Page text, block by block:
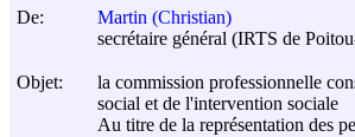
De:
Martin (Christian)
secrétaire général (IRTS de
Objet:
la commission professionnelle
social et de l'intervention sociale
Au titre de la représentation des